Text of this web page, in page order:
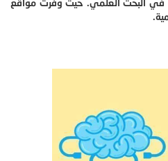
في البحث العلمي. حيث وفرت مواقع